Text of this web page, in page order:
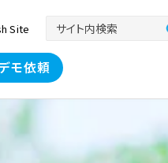
Site
モ依頼